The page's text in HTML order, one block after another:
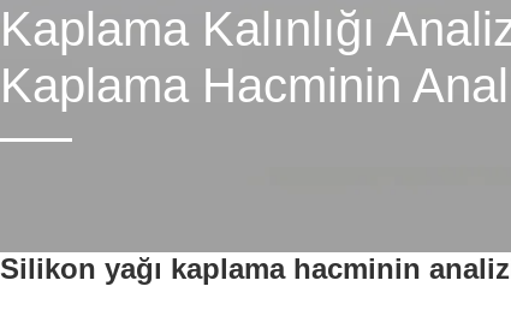
Kaplama Kalınlığı
Kaplama Hacminin
Ana Sayfa
Hizmetlerimiz
Hizmetlerimiz
Silikon yağı kaplama hacminin